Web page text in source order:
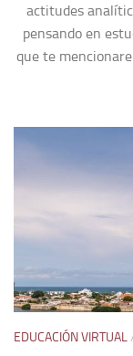
actitudes
pensando en
que te
EDUCACIÓN VIRTUAL